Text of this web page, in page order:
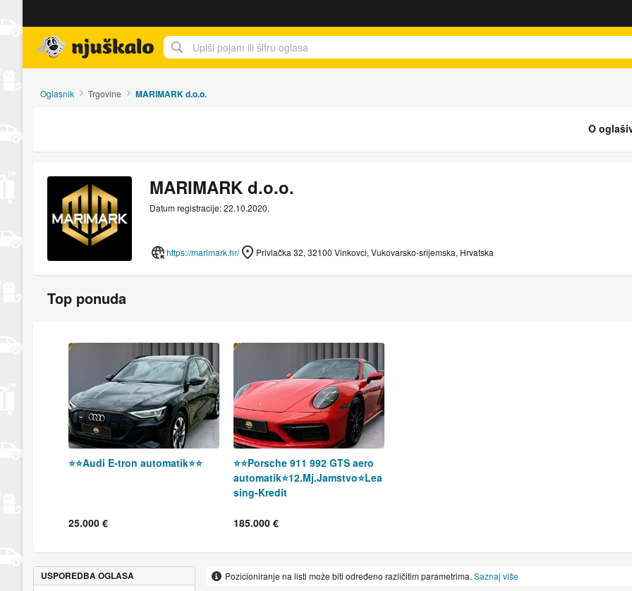
Oglasnik Trgovine MARIMARK d.o.o.
MARIMARK d.o.o.
Datum registracije: 22.10.2020.
https://marimark.hr/ Privlačka 32, 32100 Vinkovci, Vukovarsko-srijemska, Hrvatska
O
Top ponuda
⭐️⭐️Audi E-tron automatik⭐️⭐️
25.000 €
⭐️⭐️Porsche 911 992 GTS aero
automatik⭐️12.Mj.Jamstvo⭐️Lea
sing-Kredit
185.000 €
Pozicioniranje na listi može biti određeno različitim parametrima.Saznaj više
USPOREDBA OGLASA